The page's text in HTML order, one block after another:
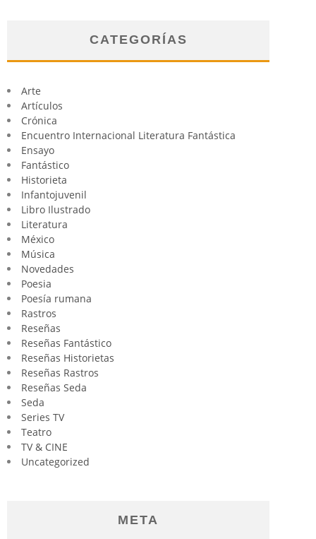
CATEGORÍAS
Arte
Artículos
Crónica
Encuentro Internacional Literatura Fantástica
Ensayo
Fantástico
Historieta
Infantojuvenil
Libro Ilustrado
Literatura
México
Música
Novedades
Poesia
Poesía rumana
Rastros
Reseñas
Reseñas Fantástico
Reseñas Historietas
Reseñas Rastros
Reseñas Seda
Seda
Series TV
Teatro
TV & CINE
Uncategorized
META